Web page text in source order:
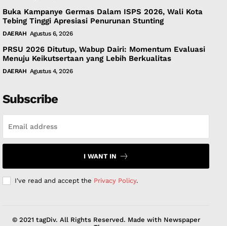
Buka Kampanye Germas Dalam ISPS 2026, Wali Kota
Tebing Tinggi Apresiasi Penurunan Stunting
DAERAH Agustus 6, 2026
PRSU 2026 Ditutup, Wabup Dairi: Momentum Evaluasi
Menuju Keikutsertaan yang Lebih Berkualitas
DAERAH Agustus 4, 2026
Subscribe
I WANT IN
I've read and accept the Privacy Policy.
© 2021 tagDiv. All Rights Reserved. Made with Newspaper